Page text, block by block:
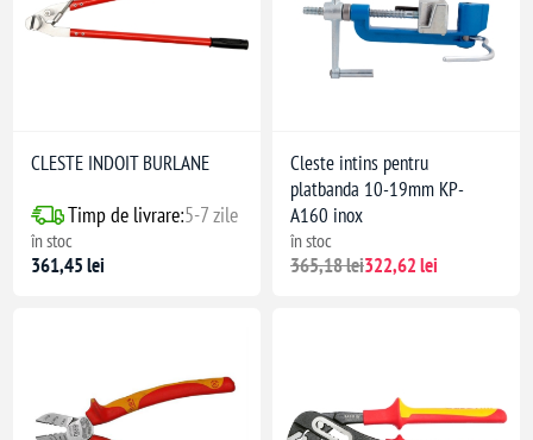
CLESTE INDOIT BURLANE
Timp de livrare:5-7 zile
în stoc
361,45 lei
Cleste intins pentru
platbanda 10-19mm KP-
A160 inox
în stoc
365,18 lei322,62 lei